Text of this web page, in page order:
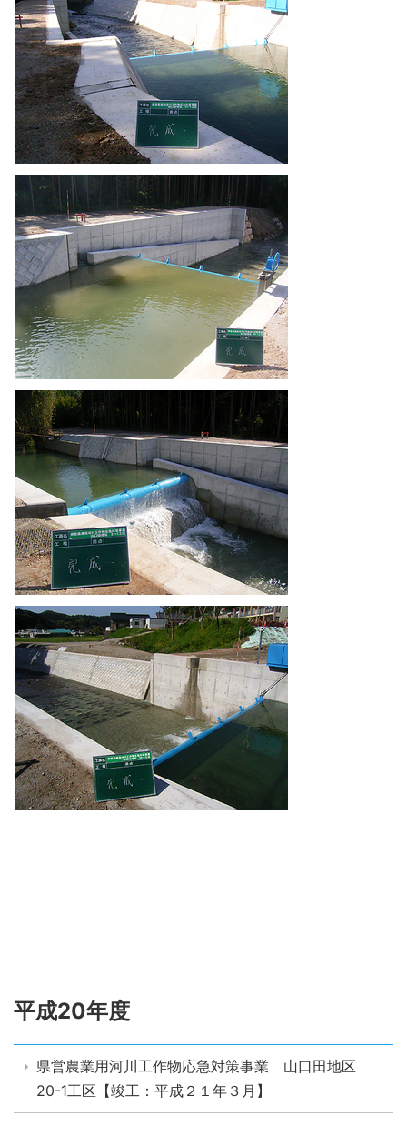
平成20年度
県営農業用河川工作物応急対策事業 山口田地区
20-1工区【竣工：平成２１年３月】